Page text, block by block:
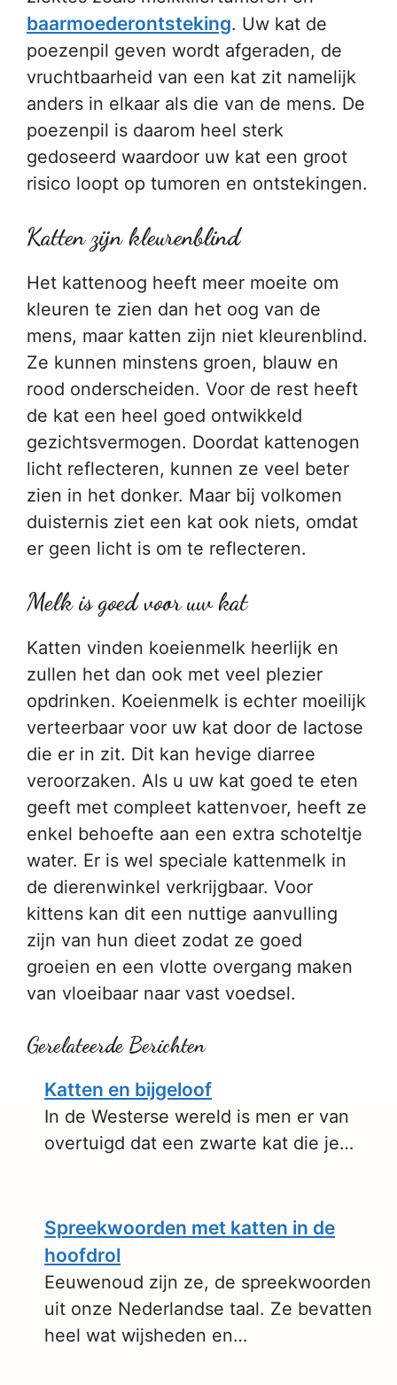
baarmoederontsteking. Uw kat de
poezenpil geven wordt afgeraden, de
vruchtbaarheid van een kat zit namelijk
anders in elkaar als die van de mens. De
poezenpil is daarom heel sterk
gedoseerd waardoor uw kat een groot
risico loopt op tumoren en ontstekingen.
Katten zijn kleurenblind
Het kattenoog heeft meer moeite om
kleuren te zien dan het oog van de
mens, maar katten zijn niet kleurenblind.
Ze kunnen minstens groen, blauw en
rood onderscheiden. Voor de rest heeft
de kat een heel goed ontwikkeld
gezichtsvermogen. Doordat kattenogen
licht reflecteren, kunnen ze veel beter
zien in het donker. Maar bij volkomen
duisternis ziet een kat ook niets, omdat
er geen licht is om te reflecteren.
Melk is goed voor uw kat
Katten vinden koeienmelk heerlijk en
zullen het dan ook met veel plezier
opdrinken. Koeienmelk is echter moeilijk
verteerbaar voor uw kat door de lactose
die er in zit. Dit kan hevige diarree
veroorzaken. Als u uw kat goed te eten
geeft met compleet kattenvoer, heeft ze
enkel behoefte aan een extra schoteltje
water. Er is wel speciale kattenmelk in
de dierenwinkel verkrijgbaar. Voor
kittens kan dit een nuttige aanvulling
zijn van hun dieet zodat ze goed
groeien en een vlotte overgang maken
van vloeibaar naar vast voedsel.
Gerelateerde Berichten
Katten en bijgeloof
In de Westerse wereld is men er van
overtuigd dat een zwarte kat die je…
Spreekwoorden met katten in de
hoofdrol
Eeuwenoud zijn ze, de spreekwoorden
uit onze Nederlandse taal. Ze bevatten
heel wat wijsheden en…